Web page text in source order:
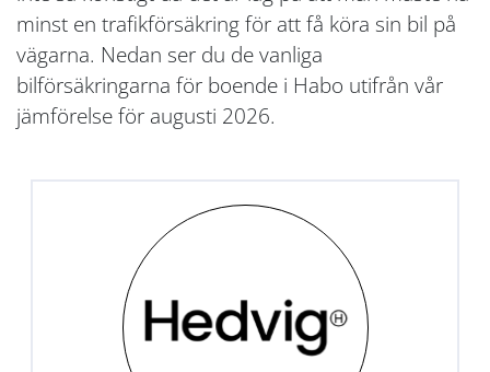
minst en trafikförsäkring för att få köra sin bil på
vägarna. Nedan ser du de vanliga
bilförsäkringarna för boende i Habo utifrån vår
jämförelse för augusti 2026.